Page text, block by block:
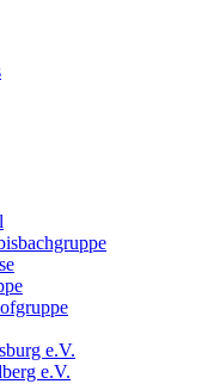
e.V.
e.V.